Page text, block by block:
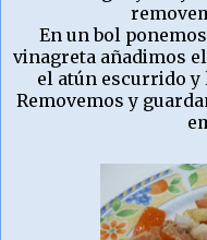
En un bol
vinagreta añadimos
el atún escurrido y
Removemos y